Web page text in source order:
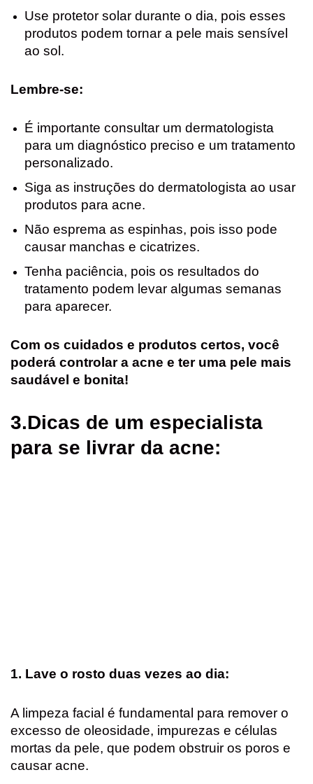
Use protetor solar durante o dia, pois esses
produtos podem tornar a pele mais sensível
ao sol.
Lembre-se:
É importante consultar um dermatologista
para um diagnóstico preciso e um tratamento
personalizado.
Siga as instruções do dermatologista ao usar
produtos para acne.
Não esprema as espinhas, pois isso pode
causar manchas e cicatrizes.
Tenha paciência, pois os resultados do
tratamento podem levar algumas semanas
para aparecer.
Com os cuidados e produtos certos, você
poderá controlar a acne e ter uma pele mais
saudável e bonita!
3.Dicas de um especialista
para se livrar da acne:
1. Lave o rosto duas vezes ao dia:
A limpeza facial é fundamental para remover o
excesso de oleosidade, impurezas e células
mortas da pele, que podem obstruir os poros e
causar acne.